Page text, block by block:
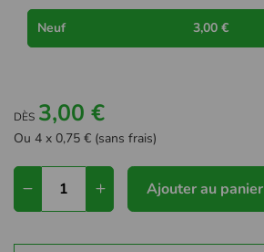
Neuf 3,00 €
DÈS 3,00 €
Ou 4 x 0,75 € (sans frais)
Ajouter au panier